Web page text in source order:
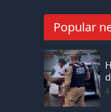
Popular
4